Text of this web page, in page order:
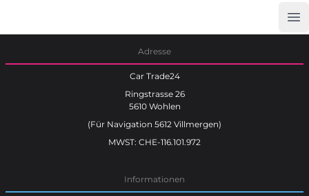
Adresse
Car Trade24
Ringstrasse 26
5610 Wohlen
(Für Navigation 5612 Villmergen)
MWST: CHE-116.101.972
Informationen